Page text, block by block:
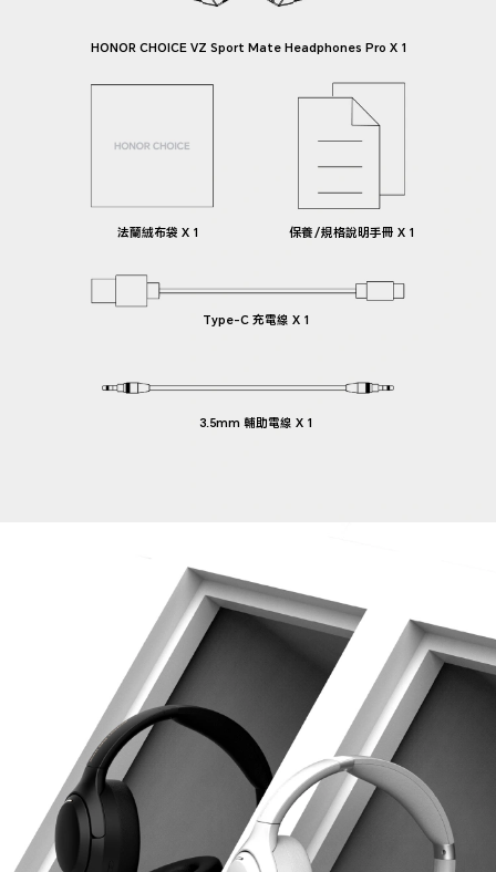
HONOR CHOICE VZ Sport Mate Headphones Pro X 1
法蘭絨布袋 X 1 保養／規格說明手冊 X 1
Type-C 充電線 X 1
3.5mm 輔助電線 X 1